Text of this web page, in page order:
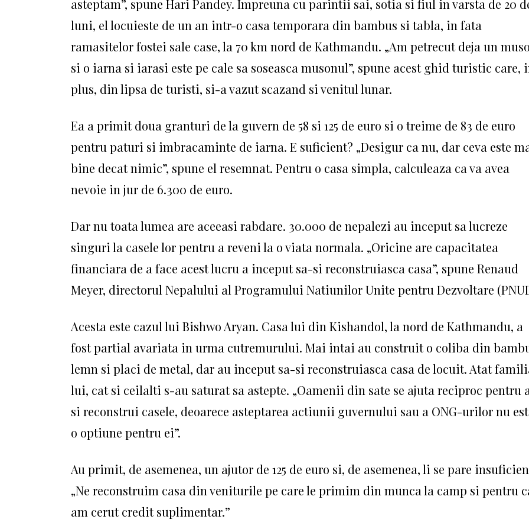
asteptam”, spune Hari Pandey. Impreuna cu parintii sai, sotia si fiul in varsta de 20
luni, el locuieste de un an intr-o casa temporara din bambus si tabla, in fata
ramasitelor fostei sale case, la 70 km nord de Kathmandu. „Am petrecut deja un
si o iarna si iarasi este pe cale sa soseasca musonul”, spune acest ghid turistic care,
plus, din lipsa de turisti, si-a vazut scazand si venitul lunar.
Ea a primit doua granturi de la guvern de 58 si 125 de euro si o treime de 83 de euro
pentru paturi si imbracaminte de iarna. E suficient? „Desigur ca nu, dar ceva este
bine decat nimic”, spune el resemnat. Pentru o casa simpla, calculeaza ca va avea
nevoie in jur de 6.300 de euro.
Dar nu toata lumea are aceeasi rabdare. 30.000 de nepalezi au inceput sa lucreze
singuri la casele lor pentru a reveni la o viata normala. „Oricine are capacitatea
financiara de a face acest lucru a inceput sa-si reconstruiasca casa”, spune Renaud
Meyer, directorul Nepalului al Programului Natiunilor Unite pentru Dezvoltare
Acesta este cazul lui Bishwo Aryan. Casa lui din Kishandol, la nord de Kathmandu, a
fost partial avariata in urma cutremurului. Mai intai au construit o coliba ​​din
lemn si placi de metal, dar au inceput sa-si reconstruiasca casa de locuit. Atat
lui, cat si ceilalti s-au saturat sa astepte. „Oamenii din sate se ajuta reciproc pentru
si reconstrui casele, deoarece asteptarea actiunii guvernului sau a ONG-urilor nu
o optiune pentru ei”.
Au primit, de asemenea, un ajutor de 125 de euro si, de asemenea, li se pare
„Ne reconstruim casa din veniturile pe care le primim din munca la camp si pentru
am cerut credit suplimentar.”